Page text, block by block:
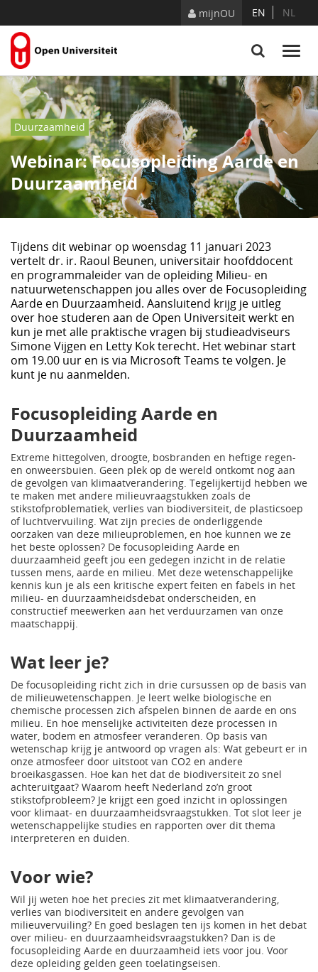
mijnOU EN NL
Duurzaamheid
Webinar: Focusopleiding Aarde en
Duurzaamheid
Tijdens dit webinar op woensdag 11 januari 2023
vertelt dr. ir. Raoul Beunen, universitair hoofddocent
en programmaleider van de opleiding Milieu- en
natuurwetenschappen jou alles over de Focusopleiding
Aarde en Duurzaamheid. Aansluitend krijg je uitleg
over hoe studeren aan de Open Universiteit werkt en
kun je met alle praktische vragen bij studieadviseurs
Simone Vijgen en Letty Kok terecht. Het webinar start
om 19.00 uur en is via Microsoft Teams te volgen. Je
kunt je nu aanmelden.
Focusopleiding Aarde en
Duurzaamheid
Extreme hittegolven, droogte, bosbranden en heftige regen-
en onweersbuien. Geen plek op de wereld ontkomt nog aan
de gevolgen van klimaatverandering. Tegelijkertijd hebben we
te maken met andere milieuvraagstukken zoals de
stikstofproblematiek, verlies van biodiversiteit, de plasticsoep
of luchtvervuiling. Wat zijn precies de onderliggende
oorzaken van deze milieuproblemen, en hoe kunnen we ze
het beste oplossen? De focusopleiding Aarde en
duurzaamheid geeft jou een gedegen inzicht in de relatie
tussen mens, aarde en milieu. Met deze wetenschappelijke
kennis kun je als een kritische expert feiten en fabels in het
milieu- en duurzaamheidsdebat onderscheiden, en
constructief meewerken aan het verduurzamen van onze
maatschappij.
Wat leer je?
De focusopleiding richt zich in drie cursussen op de basis van
de milieuwetenschappen. Je leert welke biologische en
chemische processen zich afspelen binnen de aarde en ons
milieu. En hoe menselijke activiteiten deze processen in
water, bodem en atmosfeer veranderen. Op basis van
wetenschap krijg je antwoord op vragen als: Wat gebeurt er in
onze atmosfeer door uitstoot van CO2 en andere
broeikasgassen. Hoe kan het dat de biodiversiteit zo snel
achteruitgaat? Waarom heeft Nederland zo’n groot
stikstofprobleem? Je krijgt een goed inzicht in oplossingen
voor klimaat- en duurzaamheidsvraagstukken. Tot slot leer je
wetenschappelijke studies en rapporten over dit thema
interpreteren en duiden.
Voor wie?
Wil jij weten hoe het precies zit met klimaatverandering,
verlies van biodiversiteit en andere gevolgen van
milieuvervuiling? En goed beslagen ten ijs komen in het debat
over milieu- en duurzaamheidsvraagstukken? Dan is de
focusopleiding Aarde en duurzaamheid iets voor jou. Voor
deze opleiding gelden geen toelatingseisen.